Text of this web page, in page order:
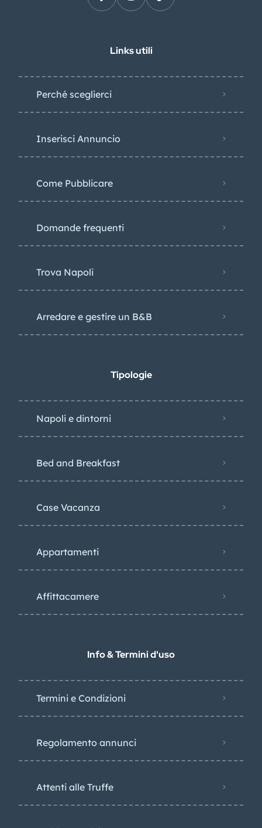
Links utili
Perché sceglierci
Inserisci Annuncio
Come Pubblicare
Domande frequenti
Trova Napoli
Arredare e gestire un B&B
Tipologie
Napoli e dintorni
Bed and Breakfast
Case Vacanza
Appartamenti
Affittacamere
Info & Termini d'uso
Termini e Condizioni
Regolamento annunci
Attenti alle Truffe